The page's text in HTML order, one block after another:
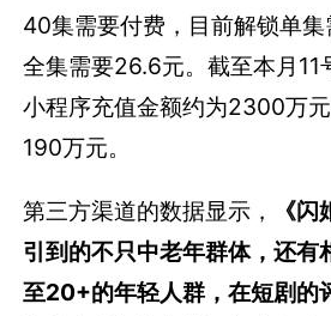
40集需要付费，目前解锁单
全集需要26.6元。截至本月11
小程序充值金额约为2300万
190万元。
第三方渠道的数据显示，
《
引到的不只中老年群体，还
至20+的年轻人群，在短剧的